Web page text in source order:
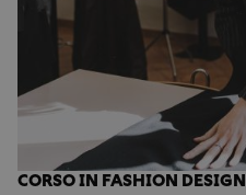
CORSO IN FASHION DESIGN